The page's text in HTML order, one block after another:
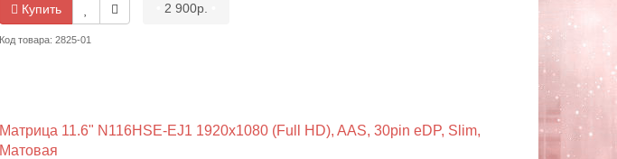
Купить 2 900р.
Код товара: 2825-01
Матрица 11.6" N116HSE-EJ1 1920x1080 (Full HD), AAS, 30pin eDP, Slim,
Матовая